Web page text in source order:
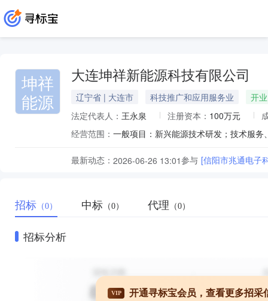
坤祥
能源
大连坤祥新能源科技有限公司
辽宁省 | 大连市 科技推广和应用服务业
开业
法定代表人： 王永泉 注册资本： 100万元
经营范围：
最新动态： 2026-06-26 13:01参与 [信阳市兆通电子
招标 （0） 中标 （0） 代理 （0）
招标分析
VIP 开通寻标宝会员，查看更多招采